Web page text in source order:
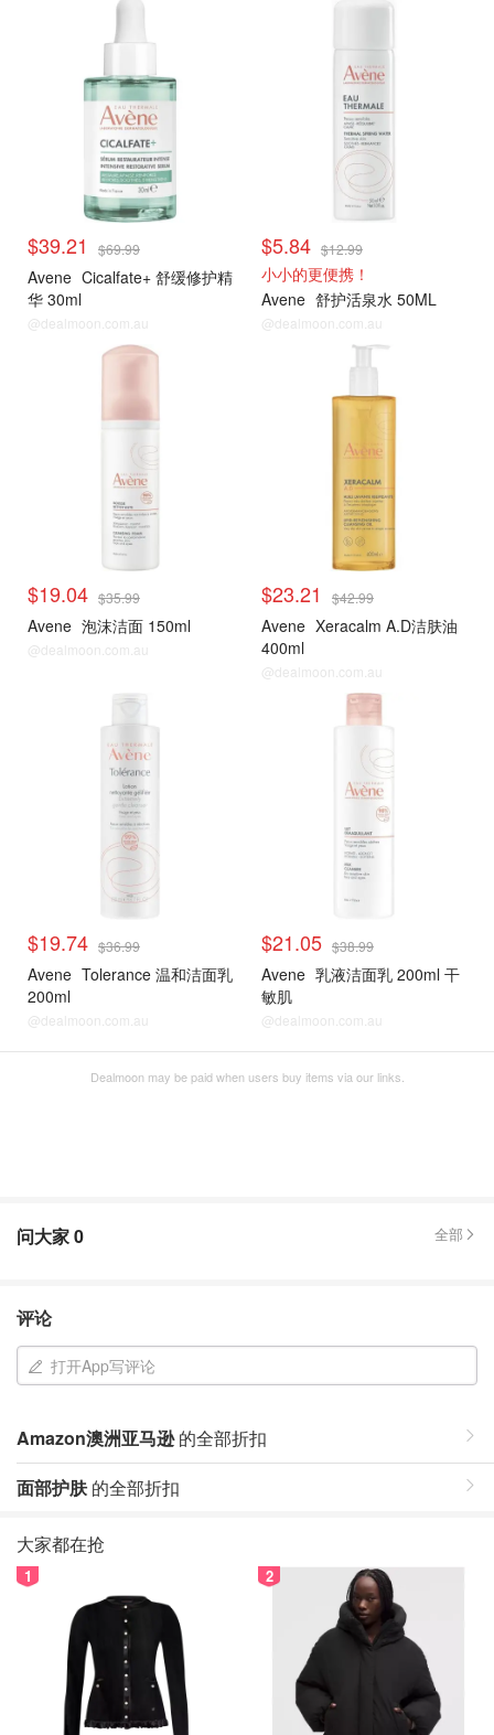
$39.21 $69.99
Avene Cicalfate+ 舒缓修护精
华 30ml
@dealmoon.com.au
$5.84 $12.99
小小的更便携！
Avene 舒护活泉水 50ML
@dealmoon.com.au
$19.04 $35.99
Avene 泡沫洁面 150ml
@dealmoon.com.au
$23.21 $42.99
Avene Xeracalm A.D洁肤油
400ml
@dealmoon.com.au
$19.74 $36.99
Avene Tolerance 温和洁面乳
200ml
@dealmoon.com.au
$21.05 $38.99
Avene 乳液洁面乳 200ml 干
敏肌
@dealmoon.com.au
Dealmoon may be paid when users buy items via our links.
问大家0 全部
评论
打开App写评论
Amazon澳洲亚马逊的全部折扣
面部护肤的全部折扣
大家都在抢
1 2